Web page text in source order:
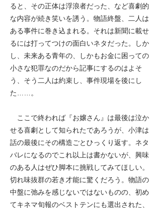
ると、その正体は浮浪者だった、など喜劇的
な内容が続き笑いを誘う。物語終盤、二人は
ある事件に巻き込まれる。それは新聞に載せ
るには打ってつけの面白いネタだった。しか
し、未来ある青年の、しかもお金に困っての
小さな犯罪なのだから記事にするのはよそ
う、そう二人は約束し、事件現場を後にし
た……。
ここで終われば『お嬢さん』は最後は泣か
せる喜劇として知られたであろうが、小津は
話の最後にその構造ごとひっくり返す。ネタ
バレになるのでこれ以上は書かないが、興味
のある人はぜひ脚本に挑戦してみてほしい。
切れ味抜群の若き才能に驚くだろう。物語の
中盤に弛みを感じないではないものの、初め
てキネマ旬報のベストテンにも選出された、